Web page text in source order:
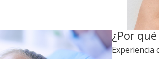
¿Por qué
Experiencia